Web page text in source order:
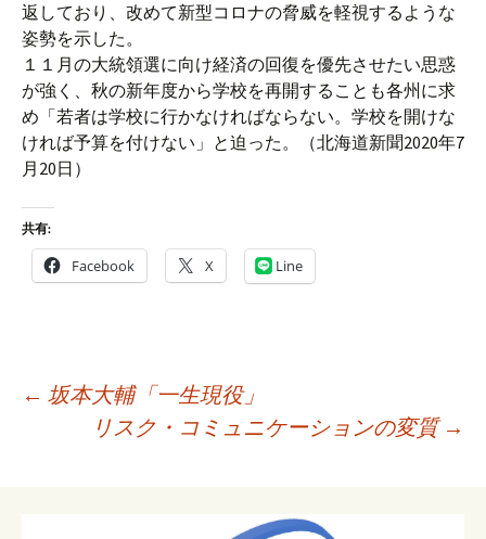
返しており、改めて新型コロナの脅威を軽視するような
姿勢を示した。
１１月の大統領選に向け経済の回復を優先させたい思惑
が強く、秋の新年度から学校を再開することも各州に求
め「若者は学校に行かなければならない。学校を開けな
ければ予算を付けない」と迫った。（北海道新聞2020年7
月20日）
共有:
Facebook X Line
← 坂本大輔「一生現役」
リスク・コミュニケーションの変質 →